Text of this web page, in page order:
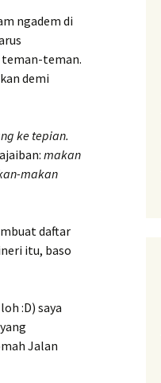
ngadem di
teman-teman.
demi
ke tepian.
makan
makan
daftar
itu, baso
:D) saya
Jalan